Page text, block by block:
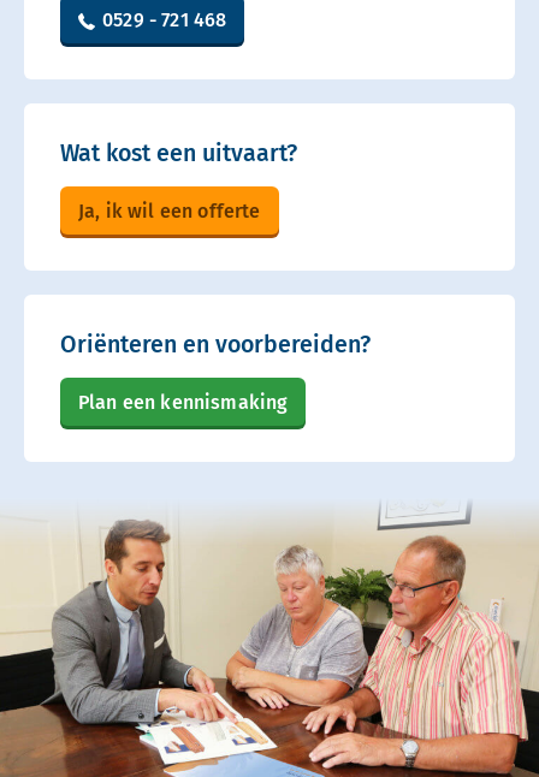
0529 - 721 468
Wat kost een uitvaart?
Ja, ik wil een offerte
Oriënteren en voorbereiden?
Plan een kennismaking